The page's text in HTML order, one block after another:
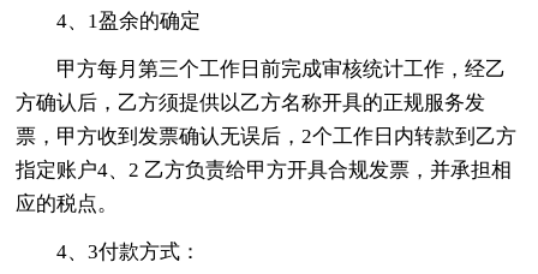
4、1盈余的确定
甲方每月第三个工作日前完成审核统计工作，经乙
方确认后，乙方须提供以乙方名称开具的正规服务发
票，甲方收到发票确认无误后，2个工作日内转款到乙方
指定账户4、2 乙方负责给甲方开具合规发票，并承担相
应的税点。
4、3付款方式：